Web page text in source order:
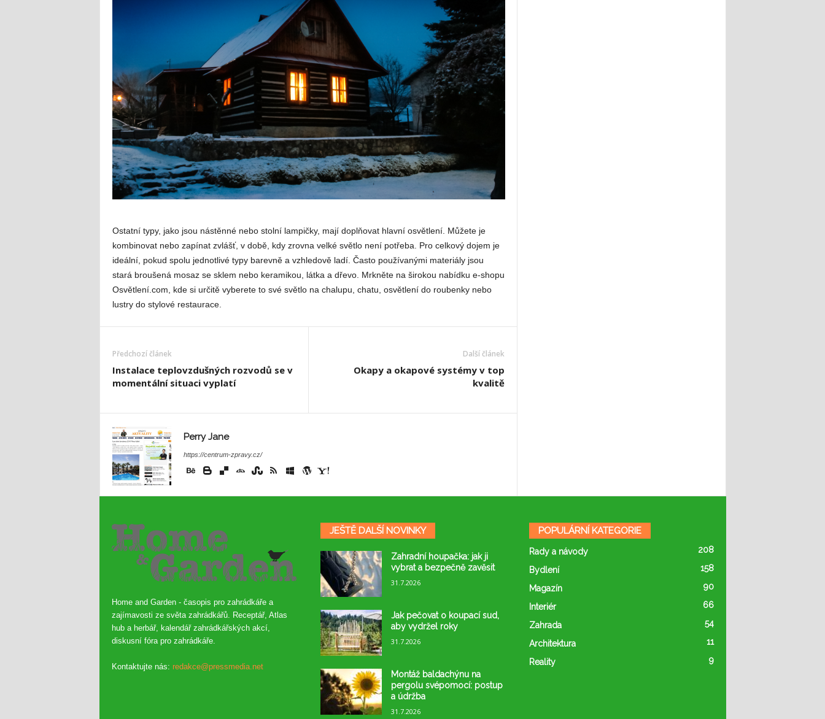
Ostatní typy, jako jsou nástěnné nebo stolní lampičky, mají doplňovat hlavní osvětlení. Můžete je
kombinovat nebo zapínat zvlášť, v době, kdy zrovna velké světlo není potřeba. Pro celkový dojem je
ideální, pokud spolu jednotlivé typy barevně a vzhledově ladí. Často používanými materiály jsou
stará broušená mosaz se sklem nebo keramikou, látka a dřevo. Mrkněte na širokou nabídku e-shopu
Osvětlení.com, kde si určitě vyberete to své světlo na chalupu, chatu, osvětlení do roubenky nebo
lustry do stylové restaurace.
Předchozí článek
Instalace teplovzdušných rozvodů se v
momentální situaci vyplatí
Další článek
Okapy a okapové systémy v top
kvalitě
Perry Jane
https://centrum-zpravy.cz/
Home and Garden - časopis pro zahrádkáře a
zajímavosti ze světa zahrádkářů. Receptář, Atlas
hub a herbář, kalendář zahrádkářských akcí,
diskusní fóra pro zahrádkáře.
Kontaktujte nás: redakce@pressmedia.net
JEŠTĚ DALŠÍ NOVINKY
Zahradní houpačka: jak ji
vybrat a bezpečně zavěsit
31.7.2026
Jak pečovat o koupací sud,
aby vydržel roky
31.7.2026
Montáž baldachýnu na
pergolu svépomocí: postup
a údržba
31.7.2026
POPULÁRNÍ KATEGORIE
Rady a návody 208
Bydlení 158
Magazín 90
Interiér 66
Zahrada 54
Architektura 11
Reality 9